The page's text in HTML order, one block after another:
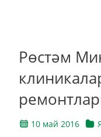
Рөстәм
10 май 2016